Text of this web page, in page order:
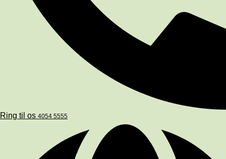
Ring til os 4054 5555